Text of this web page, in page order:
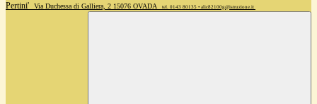
Pertini'
Via Duchessa di Galliera, 2 15076 OVADA tel. 0143 80135 • alic82100g@istruzione.it